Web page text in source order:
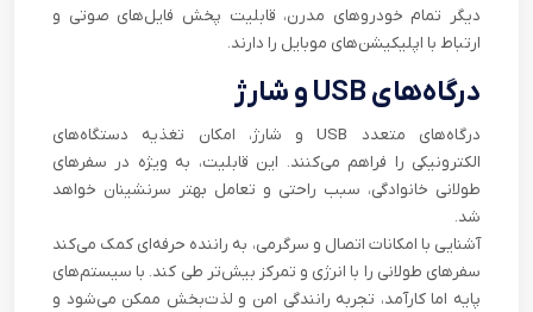
دیگر تمام خودروهای مدرن، قابلیت پخش فایل‌های صوتی و
ارتباط با اپلیکیشن‌های موبایل را دارند.
درگاه‌های USB و شارژ
درگاه‌های متعدد USB و شارژ، امکان تغذیه دستگاه‌های
الکترونیکی را فراهم می‌کنند. این قابلیت، به ویژه در سفرهای
طولانی خانوادگی، سبب راحتی و تعامل بهتر سرنشینان خواهد
شد.
آشنایی با امکانات اتصال و سرگرمی، به راننده حرفه‌ای کمک می‌کند
سفرهای طولانی را با انرژی و تمرکز بیش‌تر طی کند. با سیستم‌های
پایه اما کارآمد، تجربه رانندگی امن و لذت‌بخش ممکن می‌شود و